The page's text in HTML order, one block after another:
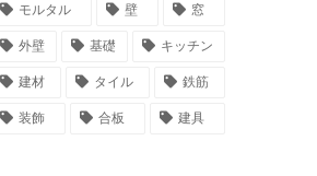
モルタル 壁 窓
外壁 基礎 キッチン
建材 タイル 鉄筋
装飾 合板 建具